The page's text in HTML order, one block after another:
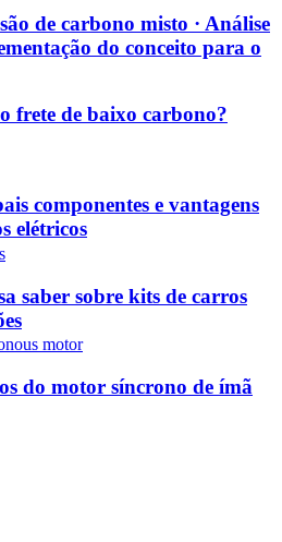
de carbono misto · Análise
do conceito para o
frete de baixo carbono?
componentes e vantagens
elétricos
saber sobre kits de carros
do motor síncrono de ímã